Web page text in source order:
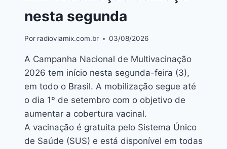
nesta segunda
Por radioviamix.com.br 03/08/2026
A Campanha Nacional de Multivacinação
2026 tem início nesta segunda-feira (3),
em todo o Brasil. A mobilização segue até
o dia 1º de setembro com o objetivo de
aumentar a cobertura vacinal.
A vacinação é gratuita pelo Sistema Único
de Saúde (SUS) e está disponível em todas